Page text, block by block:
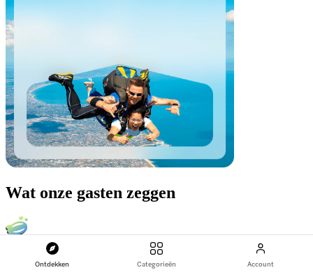
Ontdekken Categorieën Account
Wat onze gasten zeggen
Arianna G